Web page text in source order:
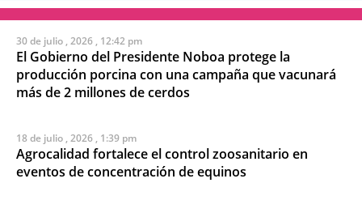
30 de julio , 2026 , 12:42 pm
El Gobierno del Presidente Noboa protege la
producción porcina con una campaña que vacunará
más de 2 millones de cerdos
18 de julio , 2026 , 1:39 pm
Agrocalidad fortalece el control zoosanitario en
eventos de concentración de equinos